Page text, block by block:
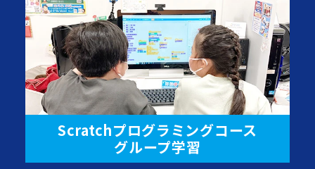
Scratchプログラミングコース
グループ学習